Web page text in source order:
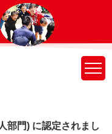
部門) に認定されまし